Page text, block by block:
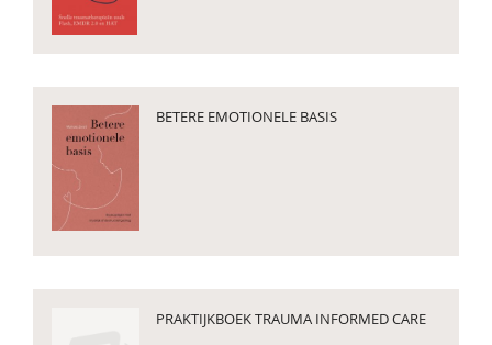
BETERE EMOTIONELE BASIS
PRAKTIJKBOEK TRAUMA INFORMED CARE